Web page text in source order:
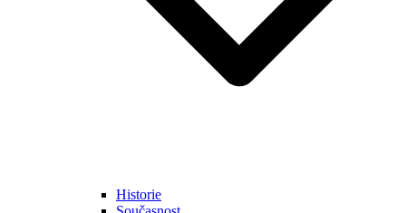
Historie